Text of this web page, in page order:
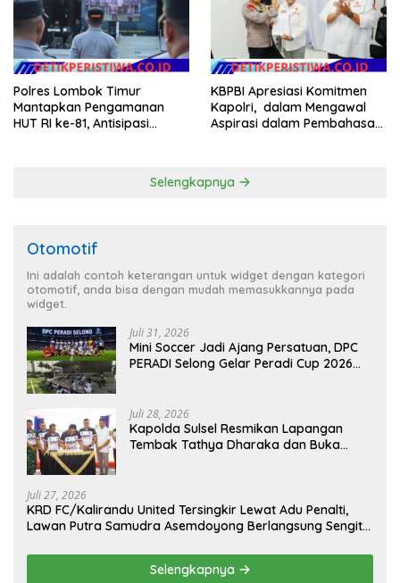
Polres Lombok Timur
Mantapkan Pengamanan
HUT RI ke-81, Antisipasi
KBPBI Apresiasi Komitmen
Kapolri, dalam Mengawal
Aspirasi dalam Pembahasan
Selengkapnya
Otomotif
Ini adalah contoh keterangan untuk widget dengan kategori
otomotif, anda bisa dengan mudah memasukkannya pada
widget.
Juli 31, 2026
Mini Soccer Jadi Ajang Persatuan, DPC
PERADI Selong Gelar Peradi Cup 2026
Juli 28, 2026
Kapolda Sulsel Resmikan Lapangan
Tembak Tathya Dharaka dan Buka
Juli 27, 2026
KRD FC/Kalirandu United Tersingkir Lewat Adu Penalti,
Lawan Putra Samudra Asemdoyong Berlangsung Sengit
Selengkapnya